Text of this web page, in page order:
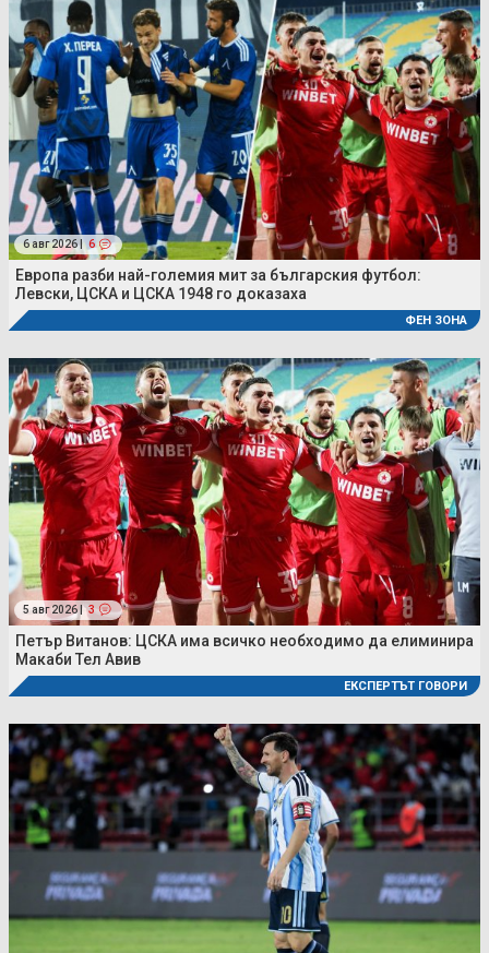
6 авг 2026 | 6
Европа разби най-големия мит за българския футбол:
Левски, ЦСКА и ЦСКА 1948 го доказаха
ФЕН ЗОНА
5 авг 2026 | 3
Петър Витанов: ЦСКА има всичко необходимо да елиминира
Макаби Тел Авив
ЕКСПЕРТЪТ ГОВОРИ